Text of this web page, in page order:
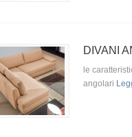
DIVANI
le
angolari